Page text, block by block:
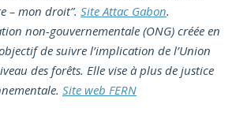
– mon droit”. Site Attac Gabon.
non-gouvernementale (ONG) créée en
de suivre l’implication de l’Union
des forêts. Elle vise à plus de justice
Site web FERN